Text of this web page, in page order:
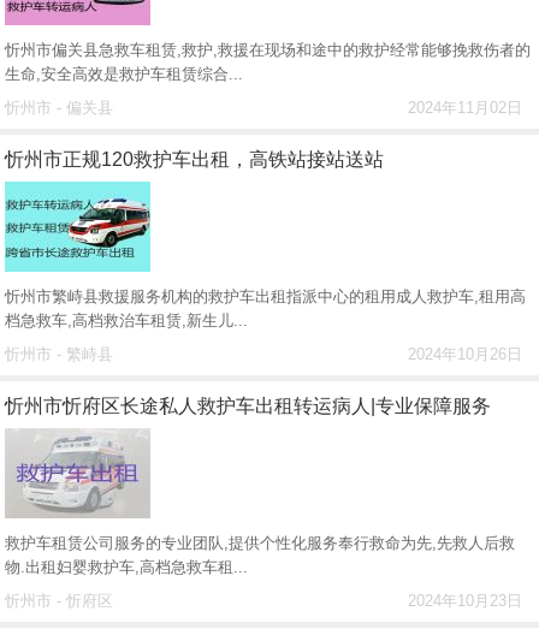
忻州市偏关县急救车租赁,救护,救援在现场和途中的救护经常能够挽救伤者的
生命,安全高效是救护车租赁综合...
2024年11月02日
忻州市 - 偏关县
忻州市正规120救护车出租，高铁站接站送站
忻州市繁峙县救援服务机构的救护车出租指派中心的租用成人救护车,租用高
档急救车,高档救治车租赁,新生儿...
2024年10月26日
忻州市 - 繁峙县
忻州市忻府区长途私人救护车出租转运病人|专业保障服务
救护车租赁公司服务的专业团队,提供个性化服务奉行救命为先,先救人后救
物.出租妇婴救护车,高档急救车租...
2024年10月23日
忻州市 - 忻府区